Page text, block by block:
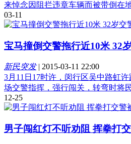
来悼念因阻拦违章车辆而被带倒在
03-11
宝马撞倒交警拖行近10米 32
新民突发| 2015-03-11 22:00
3月11日17时许，闵行区吴中路虹
场交警指挥，强行闯关，转弯时将
12-25
男子闯红灯不听劝阻 挥拳打